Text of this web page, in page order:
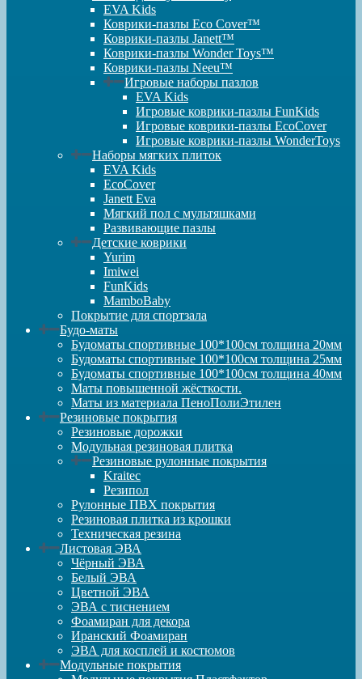
EVA Kids
Коврики-пазлы Eco Cover™
Коврики-пазлы Janett™
Коврики-пазлы Wonder Toys™
Коврики-пазлы Neeu™
Игровые наборы пазлов
EVA Kids
Игровые коврики-пазлы FunKids
Игровые коврики-пазлы EcoCover
Игровые коврики-пазлы WonderToys
Наборы мягких плиток
EVA Kids
EcoCover
Janett Eva
Мягкий пол с мультяшками
Развивающие пазлы
Детские коврики
Yurim
Imiwei
FunKids
MamboBaby
Покрытие для спортзала
Будо-маты
Будоматы спортивные 100*100см толщина 20мм
Будоматы спортивные 100*100см толщина 25мм
Будоматы спортивные 100*100см толщина 40мм
Маты повышенной жёсткости.
Маты из материала ПеноПолиЭтилен
Резиновые покрытия
Резиновые дорожки
Модульная резиновая плитка
Резиновые рулонные покрытия
Kraitec
Резипол
Рулонные ПВХ покрытия
Резиновая плитка из крошки
Техническая резина
Листовая ЭВА
Чёрный ЭВА
Белый ЭВА
Цветной ЭВА
ЭВА с тиснением
Фоамиран для декора
Иранский Фоамиран
ЭВА для косплей и костюмов
Модульные покрытия